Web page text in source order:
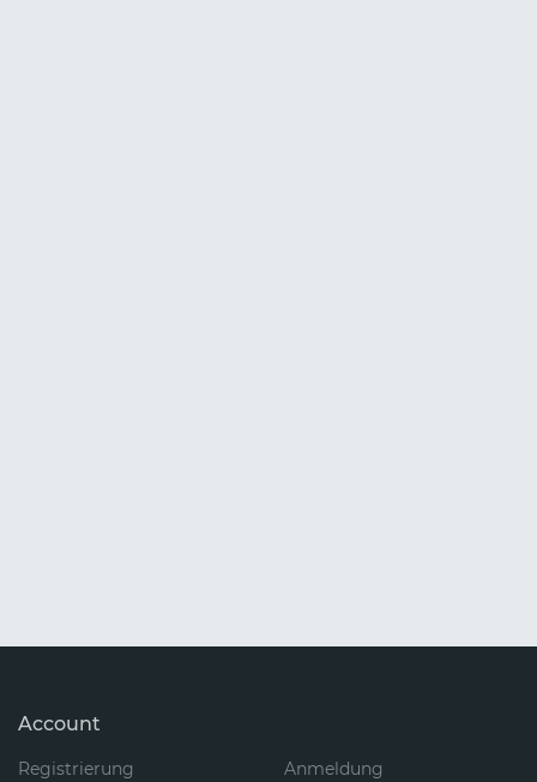
Account
Registrierung Anmeldung